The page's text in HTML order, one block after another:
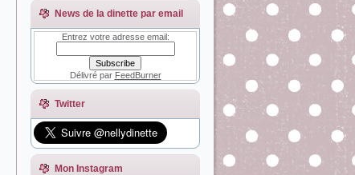
News de la dinette par email
Entrez votre adresse email:
Délivré par FeedBurner
Twitter
Mon Instagram